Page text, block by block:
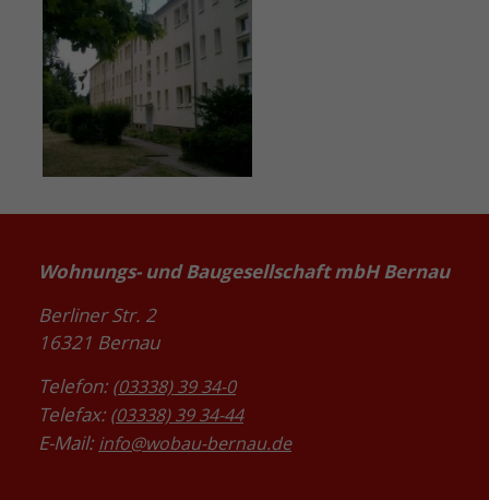
Wohnungs- und Baugesellschaft mbH Bernau
Berliner Str. 2
16321 Bernau
Telefon:(03338) 39 34-0
Telefax:(03338) 39 34-44
E-Mail:info@wobau-bernau.de